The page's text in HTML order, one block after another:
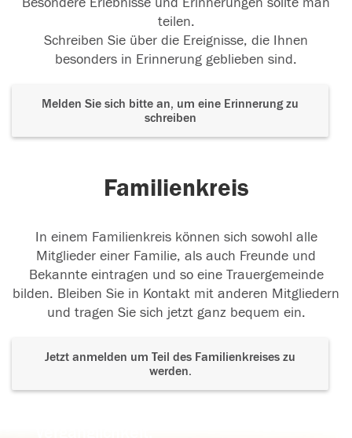
teilen.
Schreiben Sie über die Ereignisse, die Ihnen
besonders in Erinnerung geblieben sind.
Melden Sie sich bitte an, um eine Erinnerung zu
schreiben
Familienkreis
In einem Familienkreis können sich sowohl alle
Mitglieder einer Familie, als auch Freunde und
Bekannte eintragen und so eine Trauergemeinde
bilden. Bleiben Sie in Kontakt mit anderen Mitgliedern
und tragen Sie sich jetzt ganz bequem ein.
Jetzt anmelden um Teil des Familienkreises zu
werden.